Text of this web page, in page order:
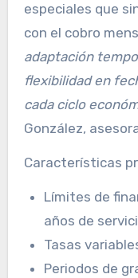
especiales que
con el cobro
adaptación
flexibilidad en
cada ciclo
González,
Características
Límites de
años de
Tasas
Periodos de